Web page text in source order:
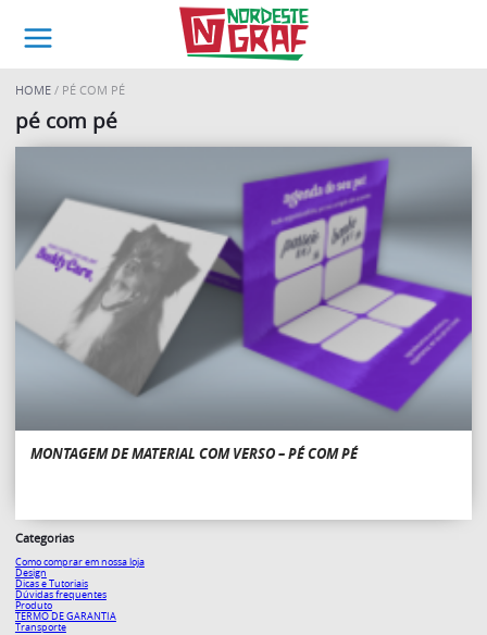
HOME PÉ COM PÉ
pé com pé
MONTAGEM DE MATERIAL COM VERSO – PÉ COM PÉ
Categorias
Como comprar em nossa loja
Design
Dicas e Tutoriais
Dúvidas frequentes
Produto
TERMO DE GARANTIA
Transporte